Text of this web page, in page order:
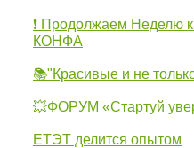
❗ Продолжаем Неделю
КОНФА
📚"Красивые и не
💥ФОРУМ «Стартуй
ЕТЭТ делится опытом